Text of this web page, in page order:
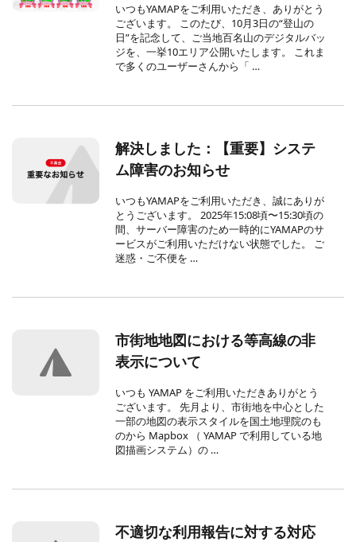
いつもYAMAPをご利用いただき、ありがとう
ございます。 このたび、10月3日の“登山の
日”を記念して、ご当地百名山のデジタルバッ
ジを、一挙10エリア公開いたします。 これま
で多くのユーザーさんから「 …
解決しました：【重要】システ
ム障害のお知らせ
いつもYAMAPをご利用いただき、誠にありが
とうございます。 2025年15:08頃〜15:30頃の
間、サーバー障害のため一時的にYAMAPのサ
ービスがご利用いただけない状態でした。 ご
迷惑・ご不便を …
市街地地図における等高線の非
表示について
いつも YAMAP をご利用いただきありがとう
ございます。 先月より、市街地を中心とした
一部の地図の表示スタイルを国土地理院のも
のから Mapbox （ YAMAP で利用している地
図描画システム）の …
不適切な利用報告に対する対応